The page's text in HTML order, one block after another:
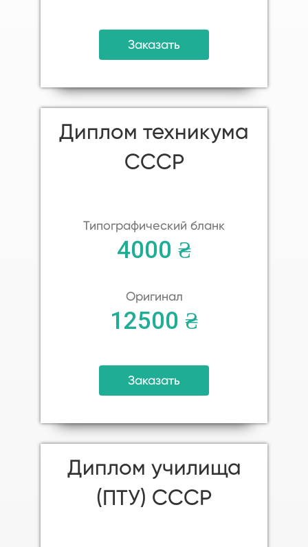
Заказать
Диплом техникума
СССР
Типографический бланк
4000 ₴
Оригинал
12500 ₴
Заказать
Диплом училища
(ПТУ) СССР